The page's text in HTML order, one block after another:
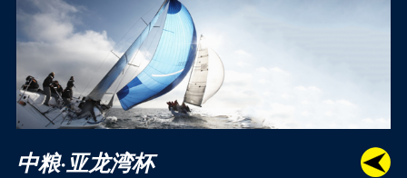
中粮·亚龙湾杯